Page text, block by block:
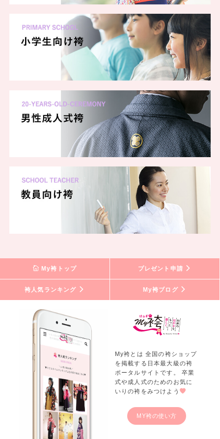
My袴トップ プレゼント申請
袴人気ランキング My袴ブログ
My袴とは 全国の袴ショップ
を掲載する日本最大級の袴
ポータルサイトです。 卒業
式や成人式のためのお気に
いりの袴をみつけよう
MY袴の使い方